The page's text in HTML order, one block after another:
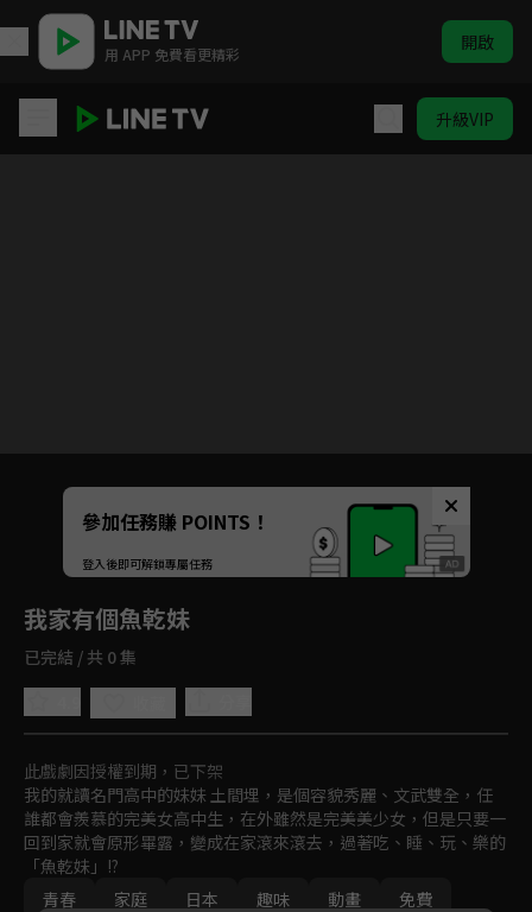
用 APP 免費看更精彩 開啟
升級VIP
Unmute
如有不便請見諒
參加任務賺 POINTS！
登入後即可解鎖專屬任務
我家有個魚乾妹
已完結 / 共 0 集
此戲劇因授權到期，已下架
我的就讀名門高中的妹妹 土間埋，是個容貌秀麗、文武雙全，任
誰都會羨慕的完美女高中生，在外雖然是完美美少女，但是只要一
回到家就會原形畢露，變成在家滾來滾去，過著吃、睡、玩、樂的
「魚乾妹」!?
青春
家庭 日本 趣味 動畫
免費